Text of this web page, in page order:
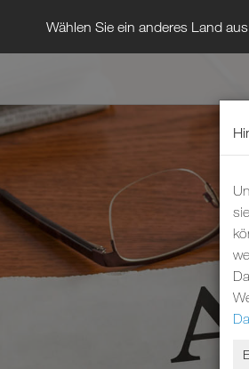
Wählen Sie ein anderes Land